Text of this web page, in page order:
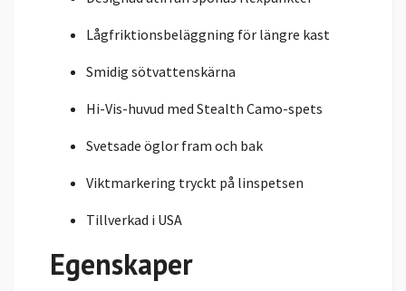
Lågfriktionsbeläggning för längre kast
Smidig sötvattenskärna
Hi-Vis-huvud med Stealth Camo-spets
Svetsade öglor fram och bak
Viktmarkering tryckt på linspetsen
Tillverkad i USA
Egenskaper